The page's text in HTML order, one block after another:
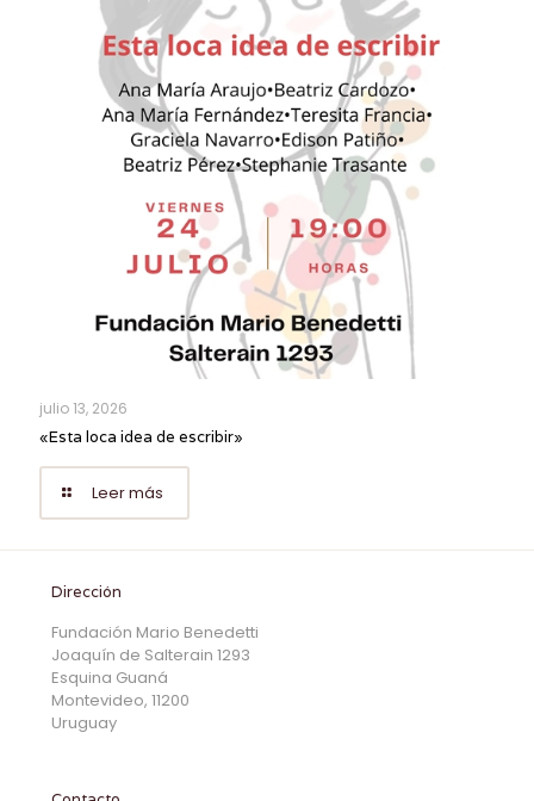
julio 13, 2026
«Esta loca idea de escribir»
Leer más
Dirección
Fundación Mario Benedetti
Joaquín de Salterain 1293
Esquina Guaná
Montevideo, 11200
Uruguay